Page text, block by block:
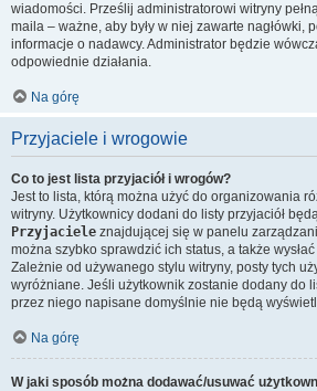
wiadomości. Prześlij administratorowi witryny
maila – ważne, aby były w niej zawarte nagłówki,
informacje o nadawcy. Administrator będzie
odpowiednie działania.
Na górę
Przyjaciele i wrogowie
Co to jest lista przyjaciół i wrogów?
Jest to lista, którą można użyć do organizowania
witryny. Użytkownicy dodani do listy przyjaciół
Przyjaciele znajdującej się w panelu
można szybko sprawdzić ich status, a także
Zależnie od używanego stylu witryny, posty tych
wyróżniane. Jeśli użytkownik zostanie dodany do
przez niego napisane domyślnie nie będą
Na górę
W jaki sposób można dodawać/usuwać